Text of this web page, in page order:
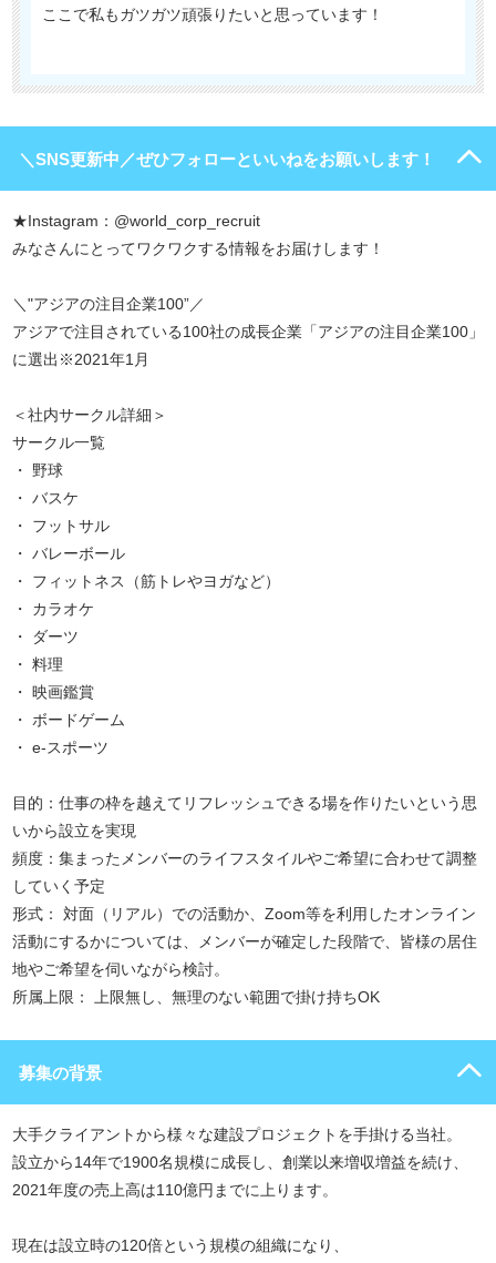
ここで私もガツガツ頑張りたいと思っています！
＼SNS更新中／ぜひフォローといいねをお願いします！
★Instagram：@world_corp_recruit
みなさんにとってワクワクする情報をお届けします！
＼"アジアの注目企業100”／
アジアで注目されている100社の成長企業「アジアの注目企業100」
に選出※2021年1月
＜社内サークル詳細＞
サークル一覧
・ 野球
・ バスケ
・ フットサル
・ バレーボール
・ フィットネス（筋トレやヨガなど）
・ カラオケ
・ ダーツ
・ 料理
・ 映画鑑賞
・ ボードゲーム
・ e-スポーツ
目的：仕事の枠を越えてリフレッシュできる場を作りたいという思
いから設立を実現
頻度：集まったメンバーのライフスタイルやご希望に合わせて調整
していく予定
形式： 対面（リアル）での活動か、Zoom等を利用したオンライン
活動にするかについては、メンバーが確定した段階で、皆様の居住
地やご希望を伺いながら検討。
所属上限： 上限無し、無理のない範囲で掛け持ちOK
募集の背景
大手クライアントから様々な建設プロジェクトを手掛ける当社。
設立から14年で1900名規模に成長し、創業以来増収増益を続け、
2021年度の売上高は110億円までに上ります。
現在は設立時の120倍という規模の組織になり、